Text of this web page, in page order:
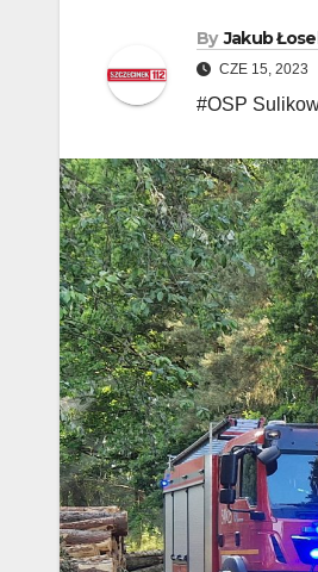
By Jakub
CZE 15, 2023
#OSP